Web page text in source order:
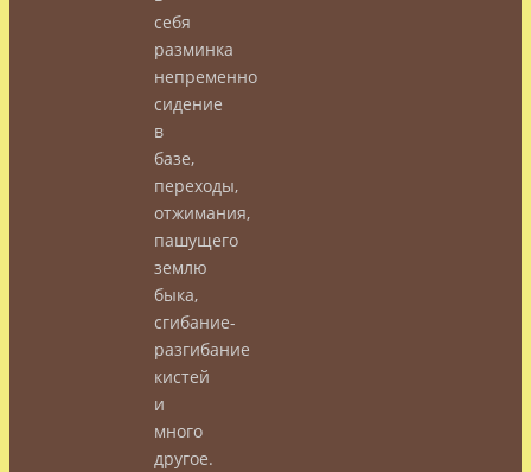
себя
разминка
непременно
сидение
в
базе,
переходы,
отжимания,
пашущего
землю
быка,
сгибание-
разгибание
кистей
и
много
другое.